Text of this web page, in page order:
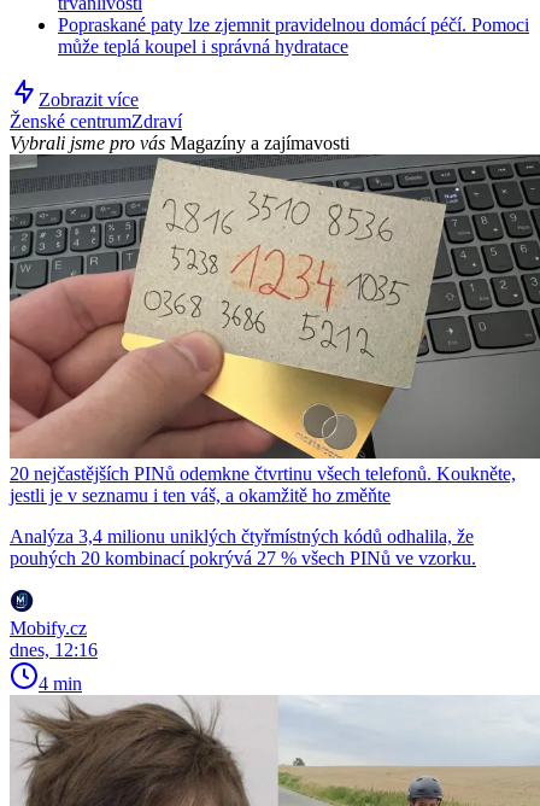
Popraskané paty lze zjemnit pravidelnou domácí péčí. Pomoci
může teplá koupel i správná hydratace
Zobrazit více
Ženské centrumZdraví
Vybrali jsme pro vás Magazíny a zajímavosti
20 nejčastějších PINů odemkne čtvrtinu všech telefonů. Koukněte,
jestli je v seznamu i ten váš, a okamžitě ho změňte
Analýza 3,4 milionu uniklých čtyřmístných kódů odhalila, že
pouhých 20 kombinací pokrývá 27 % všech PINů ve vzorku.
Mobify.cz
dnes, 12:16
4 min